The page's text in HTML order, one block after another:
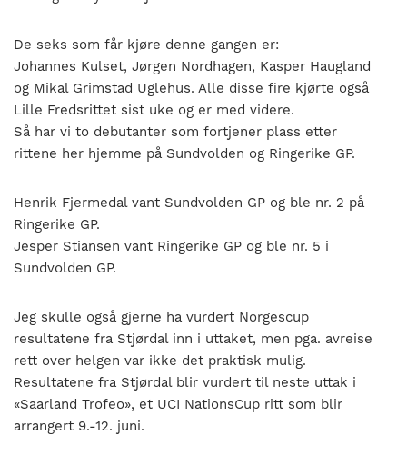
De seks som får kjøre denne gangen er:
Johannes Kulset, Jørgen Nordhagen, Kasper Haugland
og Mikal Grimstad Uglehus. Alle disse fire kjørte også
Lille Fredsrittet sist uke og er med videre.
Så har vi to debutanter som fortjener plass etter
rittene her hjemme på Sundvolden og Ringerike GP.
Henrik Fjermedal vant Sundvolden GP og ble nr. 2 på
Ringerike GP.
Jesper Stiansen vant Ringerike GP og ble nr. 5 i
Sundvolden GP.
Jeg skulle også gjerne ha vurdert Norgescup
resultatene fra Stjørdal inn i uttaket, men pga. avreise
rett over helgen var ikke det praktisk mulig.
Resultatene fra Stjørdal blir vurdert til neste uttak i
«Saarland Trofeo», et UCI NationsCup ritt som blir
arrangert 9.-12. juni.